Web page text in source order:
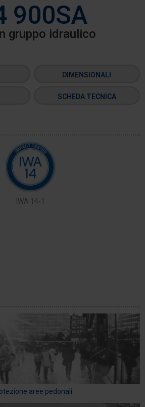
900SA
gruppo idraulico
DIMENSIONALI
SCHEDA TECNICA
IWA 14-1
aree pedonali